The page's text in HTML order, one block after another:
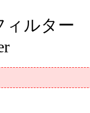
ィルター